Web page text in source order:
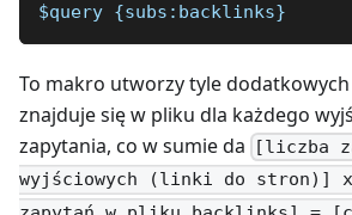
$query {subs:backlinks}
To makro utworzy tyle
znajduje się w pliku dla każdego
zapytania, co w sumie da
[liczba
wyjściowych (linki do stron)]